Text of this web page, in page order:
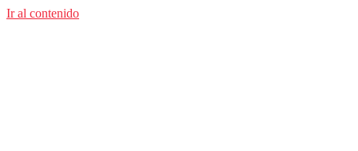
Ir al contenido